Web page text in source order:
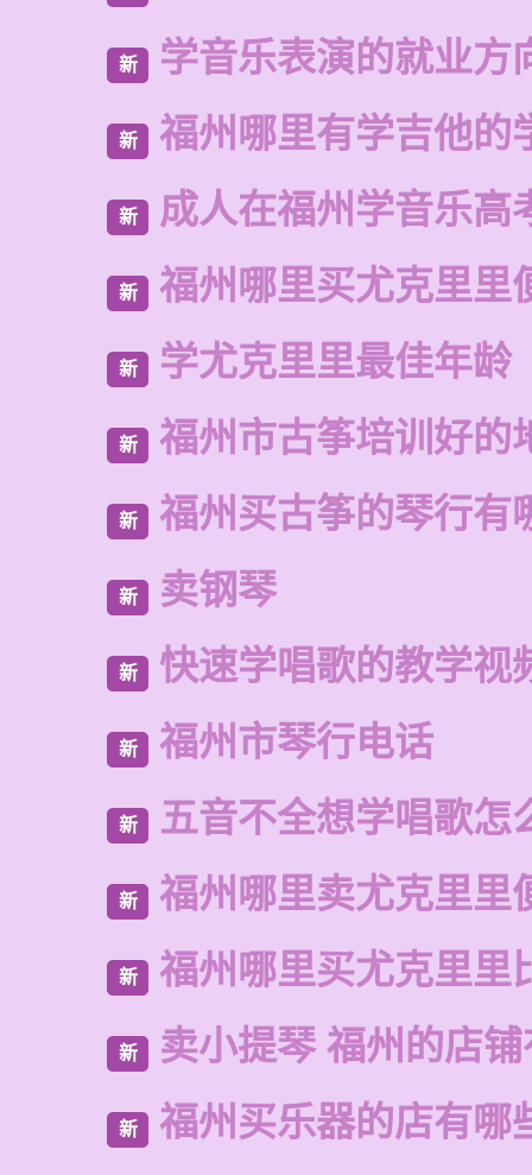
新 学音乐表演的就业方
新 福州哪里有学吉他的
新 成人在福州学音乐高
新 福州哪里买尤克里里
新 学尤克里里最佳年龄
新 福州市古筝培训好的
新 福州买古筝的琴行有
新 卖钢琴
新 快速学唱歌的教学视
新 福州市琴行电话
新 五音不全想学唱歌怎
新 福州哪里卖尤克里里
新 福州哪里买尤克里里
新 卖小提琴 福州的店
新 福州买乐器的店有哪